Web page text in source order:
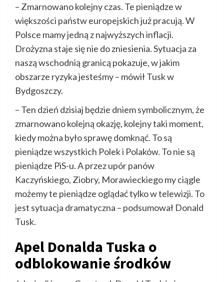
– Zmarnowano kolejny czas. Te pieniądze w
większości państw europejskich już pracują. W
Polsce mamy jedną z najwyższych inflacji.
Drożyzna staje się nie do zniesienia. Sytuacja za
naszą wschodnią granicą pokazuje, w jakim
obszarze ryzyka jesteśmy – mówił Tusk w
Bydgoszczy.
– Ten dzień dzisiaj będzie dniem symbolicznym, że
zmarnowano kolejną okazję, kolejny taki moment,
kiedy można było sprawę domknąć. To są
pieniądze wszystkich Polek i Polaków. To nie są
pieniądze PiS-u. A przez upór panów
Kaczyńskiego, Ziobry, Morawieckiego my ciągle
możemy te pieniądze oglądać tylko w telewizji. To
jest sytuacja dramatyczna – podsumował Donald
Tusk.
Apel Donalda Tuska o
odblokowanie środków